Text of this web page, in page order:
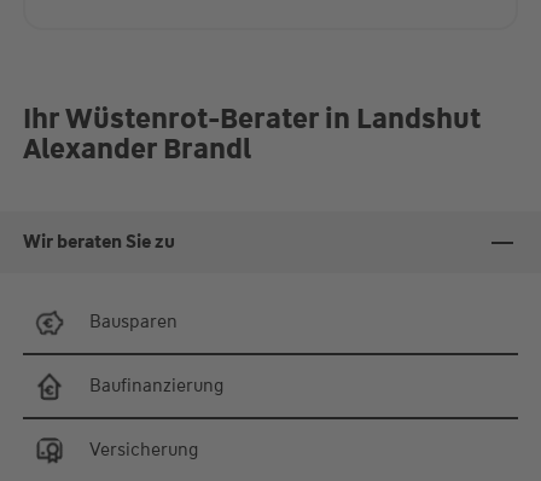
Ihr Wüstenrot-Berater in Landshut
Alexander Brandl
Wir beraten Sie zu
Bausparen
Baufinanzierung
Versicherung